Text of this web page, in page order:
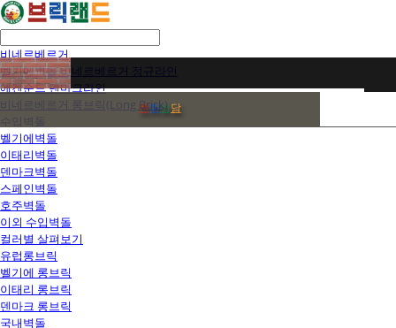
비네르베르거
벨기에벽돌 비네르베르거 정규라인
에겐순드 덴마크라인
비네르베르거 롱브릭(Long Brick)
수입벽돌
벨기에벽돌
이태리벽돌
덴마크벽돌
스페인벽돌
호주벽돌
이외 수입벽돌
컬러별 살펴보기
유럽롱브릭
벨기에 롱브릭
이태리 롱브릭
덴마크 롱브릭
국내벽돌
전화상담